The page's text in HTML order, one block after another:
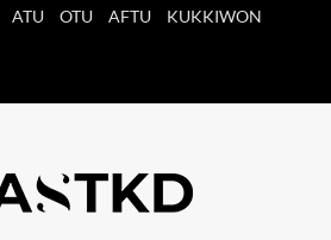
ATU OTU AFTU
KUKKIWON